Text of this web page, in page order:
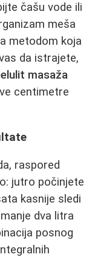
čašu vode ili
meša
metodom koja
da istrajete,
masaža
centimetre
raspored
jutro počinjete
kasnije sledi
dva litra
posnog